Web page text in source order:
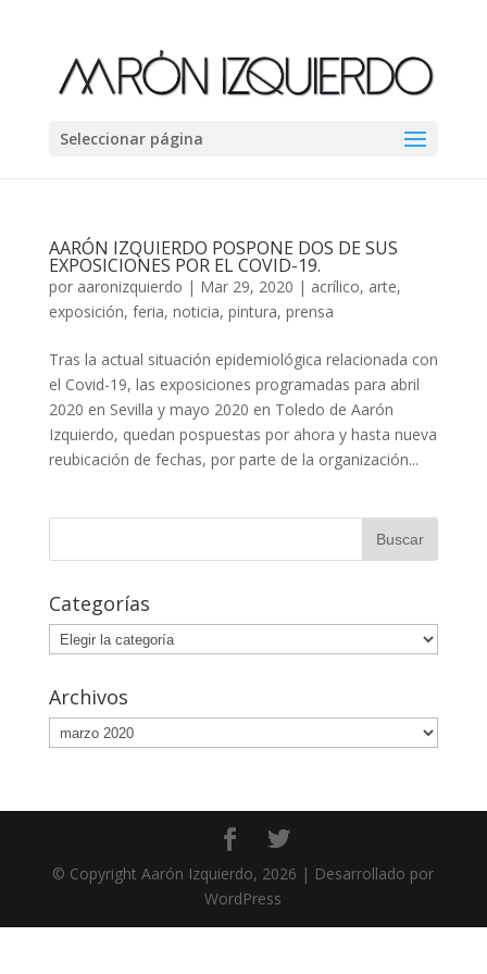
Seleccionar página
AARÓN IZQUIERDO POSPONE DOS DE SUS
EXPOSICIONES POR EL COVID-19.
por aaronizquierdo | Mar 29, 2020 | acrílico, arte,
exposición, feria, noticia, pintura, prensa
Tras la actual situación epidemiológica relacionada con
el Covid-19, las exposiciones programadas para abril
2020 en Sevilla y mayo 2020 en Toledo de Aarón
Izquierdo, quedan pospuestas por ahora y hasta nueva
reubicación de fechas, por parte de la organización...
Categorías
Categorías
Archivos
Archivos
© Copyright Aarón Izquierdo, 2026 | Desarrollado por
WordPress